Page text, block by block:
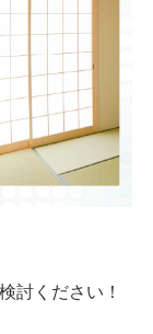
討ください！